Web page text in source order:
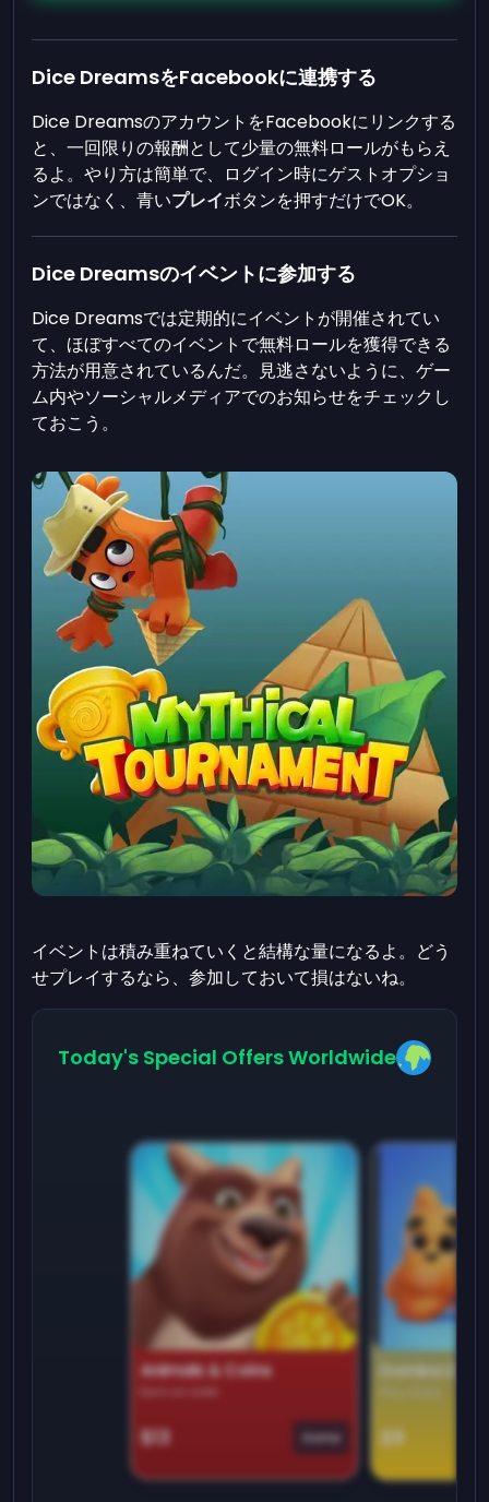
Dice DreamsをFacebookに連携する
Dice DreamsのアカウントをFacebookにリンクする
と、一回限りの報酬として少量の無料ロールがもらえ
るよ。やり方は簡単で、ログイン時にゲストオプショ
ンではなく、青いプレイボタンを押すだけでOK。
Dice Dreamsのイベントに参加する
Dice Dreamsでは定期的にイベントが開催されてい
て、ほぼすべてのイベントで無料ロールを獲得できる
方法が用意されているんだ。見逃さないように、ゲー
ム内やソーシャルメディアでのお知らせをチェックし
ておこう。
イベントは積み重ねていくと結構な量になるよ。どう
せプレイするなら、参加しておいて損はないね。
Today's Special Offers Worldwide
Animals & Coins
$13 Game
Domino
$9